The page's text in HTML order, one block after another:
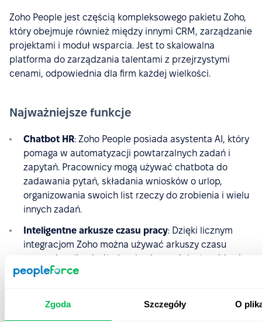
Zgoda Szczegóły O
Zoho People jest częścią kompleksowego pakietu Zoho,
który obejmuje również między innymi CRM, zarządzanie
projektami i moduł wsparcia. Jest to skalowalna
platforma do zarządzania talentami z przejrzystymi
cenami, odpowiednia dla firm każdej wielkości.
Najważniejsze funkcje
Chatbot HR: Zoho People posiada asystenta AI, który
pomaga w automatyzacji powtarzalnych zadań i
zapytań. Pracownicy mogą używać chatbota do
zadawania pytań, składania wniosków o urlop,
organizowania swoich list rzeczy do zrobienia i wielu
innych zadań.
Inteligentne arkusze czasu pracy: Dzięki licznym
integracjom Zoho można używać arkuszy czasu
pracy nie tylko do śledzenia obecności, ale także do
uzyskiwania wglądu w to, jak pracownicy spędzają
różnych projektach i zadaniach staje się łatwiejsze.